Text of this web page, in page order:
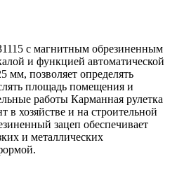
с магнитным обрезиненным
и функцией автоматической
мм, позволяет определять
площадь помещения и
работы Карманная рулетка
хозяйстве и на строительной
зацеп обеспечивает
и металлических